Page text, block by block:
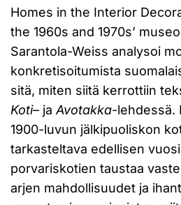
Homes in the Interior
the 1960s and 1970s’
Sarantola-Weiss analysoi
konkretisoitumista
sitä, miten siitä kerrottiin
Koti– ja Avotakka-lehdessä.
1900-luvun jälkipuoliskon
tarkasteltava edellisen
porvariskotien taustaa
arjen mahdollisuudet ja